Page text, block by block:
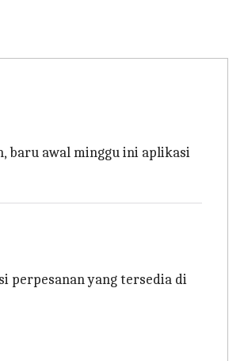
baru awal minggu ini aplikasi
perpesanan yang tersedia di